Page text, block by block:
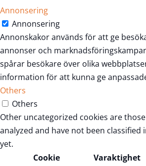
Annonsering
Annonsering
Annonskakor används för att ge
annonser och
spårar besökare över olika
information för att kunna ge
Others
Others
Other uncategorized cookies are
analyzed and have not been classified
yet.
Cookie
Varaktighet